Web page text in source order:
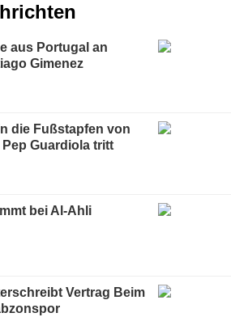
aus Portugal an
Gimenez
die Fußstapfen von
Guardiola tritt
bei Al-Ahli
Vertrag Beim